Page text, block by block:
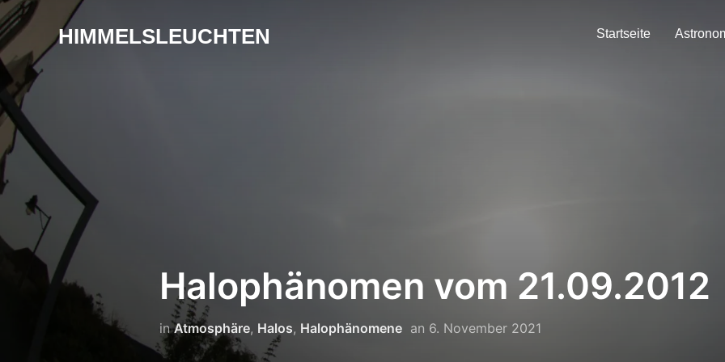
HIMMELSLEUCHTEN Startseite
Halophänomen vom 21.09.2012
inAtmosphäre, Halos, Halophänomene an 6. November 2021